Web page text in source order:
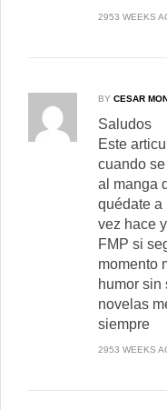
2953 WEEKS
BY CESAR
Saludos
Este
cuando
al manga
quédate a
vez hace
FMP si
momento
humor sin
novelas
siempre
2953 WEEKS